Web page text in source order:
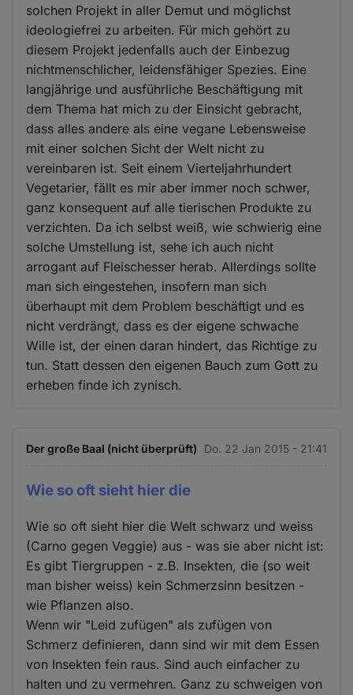
solchen Projekt in aller Demut und möglichst
ideologiefrei zu arbeiten. Für mich gehört zu
diesem Projekt jedenfalls auch der Einbezug
nichtmenschlicher, leidensfähiger Spezies. Eine
langjährige und ausführliche Beschäftigung mit
dem Thema hat mich zu der Einsicht gebracht,
dass alles andere als eine vegane Lebensweise
mit einer solchen Sicht der Welt nicht zu
vereinbaren ist. Seit einem Vierteljahrhundert
Vegetarier, fällt es mir aber immer noch schwer,
ganz konsequent auf alle tierischen Produkte zu
verzichten. Da ich selbst weiß, wie schwierig eine
solche Umstellung ist, sehe ich auch nicht
arrogant auf Fleischesser herab. Allerdings sollte
man sich eingestehen, insofern man sich
überhaupt mit dem Problem beschäftigt und es
nicht verdrängt, dass es der eigene schwache
Wille ist, der einen daran hindert, das Richtige zu
tun. Statt dessen den eigenen Bauch zum Gott zu
erheben finde ich zynisch.
Der große Baal (nicht überprüft) Do. 22 Jan 2015 - 21:41
Wie so oft sieht hier die
Wie so oft sieht hier die Welt schwarz und weiss
(Carno gegen Veggie) aus - was sie aber nicht ist:
Es gibt Tiergruppen - z.B. Insekten, die (so weit
man bisher weiss) kein Schmerzsinn besitzen -
wie Pflanzen also.
Wenn wir "Leid zufügen" als zufügen von
Schmerz definieren, dann sind wir mit dem Essen
von Insekten fein raus. Sind auch einfacher zu
halten und zu vermehren. Ganz zu schweigen von